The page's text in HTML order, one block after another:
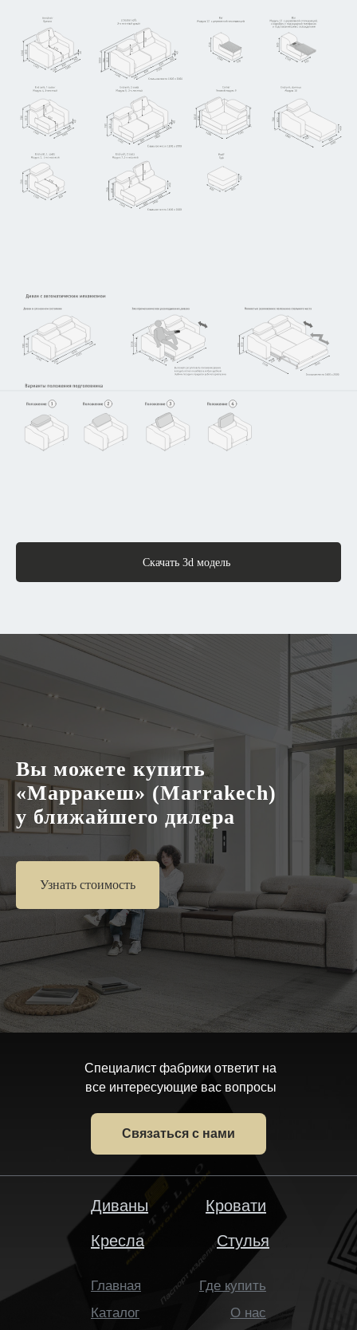
Скачать 3d модель
Вы можете купить
«Марракеш» (Marrakech)
у ближайшего дилера
Узнать стоимость
Специалист фабрики ответит на
все интересующие вас вопросы
Связаться с нами
Диваны
Кресла
Кровати
Стулья
Каталог
О нас
Где купить
Главная